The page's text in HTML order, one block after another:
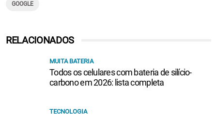
GOOGLE
RELACIONADOS
MUITA BATERIA
Todos os celulares com bateria de silício-
carbono em 2026: lista completa
TECNOLOGIA